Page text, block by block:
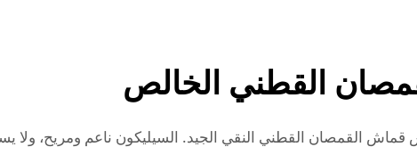
القطني الخالص